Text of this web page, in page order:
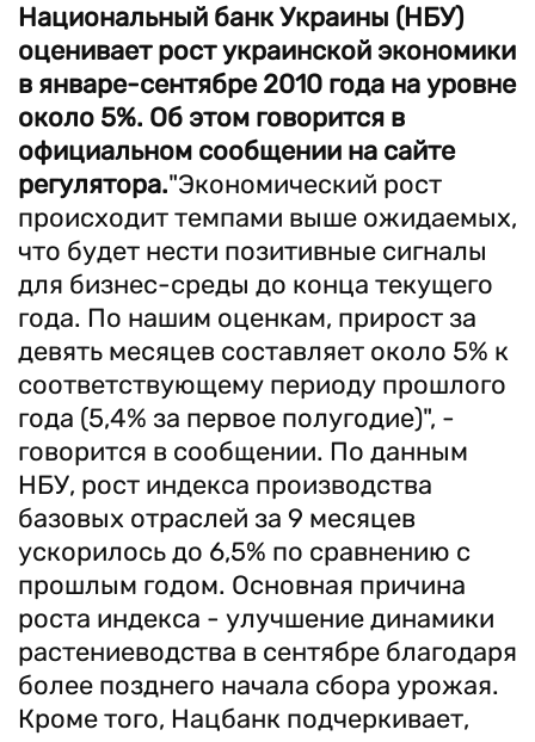
Национальный банк Украины (НБУ)
оценивает рост украинской экономики
в январе-сентябре 2010 года на уровне
около 5%. Об этом говорится в
официальном сообщении на сайте
регулятора."Экономический рост
происходит темпами выше ожидаемых,
что будет нести позитивные сигналы
для бизнес-среды до конца текущего
года. По нашим оценкам, прирост за
девять месяцев составляет около 5% к
соответствующему периоду прошлого
года (5,4% за первое полугодие)", -
говорится в сообщении. По данным
НБУ, рост индекса производства
базовых отраслей за 9 месяцев
ускорилось до 6,5% по сравнению с
прошлым годом. Основная причина
роста индекса - улучшение динамики
растениеводства в сентябре благодаря
более позднего начала сбора урожая.
Кроме того, Нацбанк подчеркивает,